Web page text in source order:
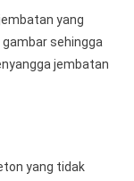
yang
sehingga
jembatan
yang tidak